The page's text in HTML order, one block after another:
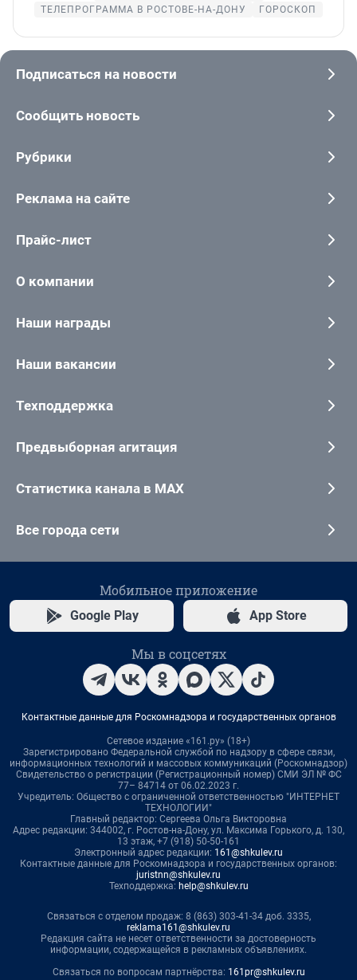
ТЕЛЕПРОГРАММА В РОСТОВЕ-НА-ДОНУ
ГОРОСКОП
Подписаться на новости
Сообщить новость
Рубрики
Реклама на сайте
Прайс-лист
О компании
Наши награды
Наши вакансии
Техподдержка
Предвыборная агитация
Статистика канала в MAX
Все города сети
Мобильное приложение
Google Play App Store
Мы в соцсетях
Контактные данные для Роскомнадзора и государственных органов
Сетевое издание «161.ру» (18+)
Зарегистрировано Федеральной службой по надзору в сфере связи,
информационных технологий и массовых коммуникаций (Роскомнадзор)
Свидетельство о регистрации (Регистрационный номер) СМИ ЭЛ № ФС
77– 84714 от 06.02.2023 г.
Учредитель: Общество с ограниченной ответственностью "ИНТЕРНЕТ
ТЕХНОЛОГИИ"
Главный редактор: Сергеева Ольга Викторовна
Адрес редакции: 344002, г. Ростов-на-Дону, ул. Максима Горького, д. 130,
13 этаж, +7 (918) 50-50-161
Электронный адрес редакции: 161@shkulev.ru
Контактные данные для Роскомнадзора и государственных органов:
juristnn@shkulev.ru
Техподдержка: help@shkulev.ru
Связаться с отделом продаж: 8 (863) 303-41-34 доб. 3335,
reklama161@shkulev.ru
Редакция сайта не несет ответственности за достоверность
информации, содержащейся в рекламных объявлениях.
Связаться по вопросам партнёрства: 161pr@shkulev.ru